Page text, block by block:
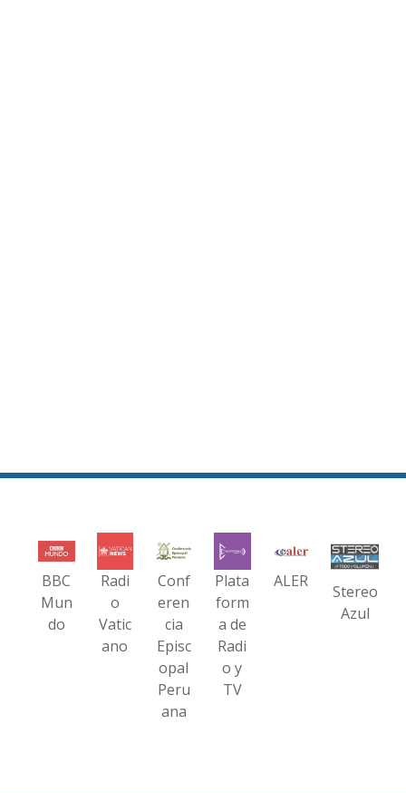
BBC
Mun
do
Radi
o
Vatic
ano
Conf
eren
cia
Episc
opal
Peru
ana
Plata
form
a de
Radi
o y
TV
ALER
Stereo
Azul